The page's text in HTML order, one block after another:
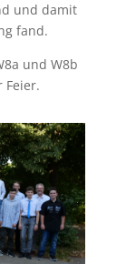
und damit
fand.
und W8b